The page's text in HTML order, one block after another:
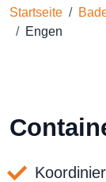
Startseite
Engen